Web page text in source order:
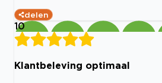
delen
10
Klantbeleving optimaal